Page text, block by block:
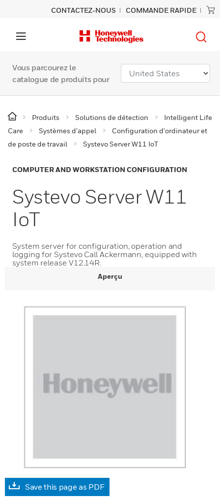
CONTACTEZ-NOUS COMMANDE RAPIDE
Vous parcourez le
catalogue de produits pour
Produits Solutions de détection
Intelligent Life
Care
Systèmes d'appel
Configuration d'ordinateur et
de poste de travail
Systevo Server W11 IoT
COMPUTER AND WORKSTATION CONFIGURATION
Systevo Server W11
IoT
System server for configuration, operation and
logging for Systevo Call Ackermann, equipped with
system release V12.14R.
Aperçu
Save this page as PDF